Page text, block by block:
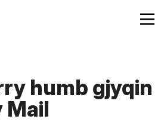
humb gjyqin
Mail